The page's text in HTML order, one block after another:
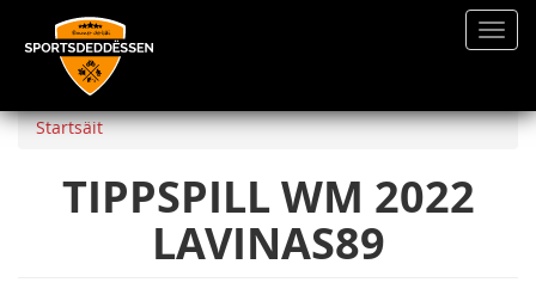
zum
InhaltStartsäit
TIPPSPILL WM 2022
LAVINAS89